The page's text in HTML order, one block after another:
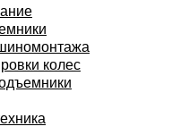
колес